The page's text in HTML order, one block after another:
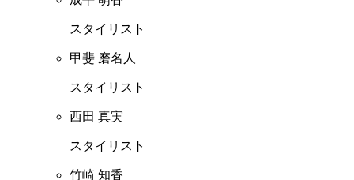
スタイリスト
甲斐 磨名人
スタイリスト
西田 真実
スタイリスト
竹崎 知香